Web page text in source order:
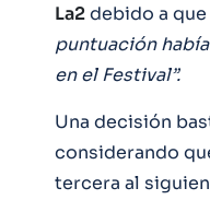
La2debido a que
puntuación
en el Festival”.
Una decisión
considerando
tercera al